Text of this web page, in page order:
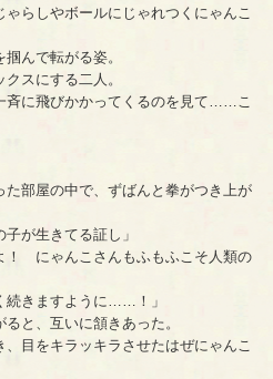
らしやボールにじゃれつくにゃんこ
んで転がる姿。
スにする二人。
斉に飛びかかってくるのを見て……こ
部屋の中で、ずばんと拳がつき上が
が生きてる証し」
！ にゃんこさんもふもふこそ人類の
続きますように……！」
と、互いに頷きあった。
目をキラッキラさせたはぜにゃんこ